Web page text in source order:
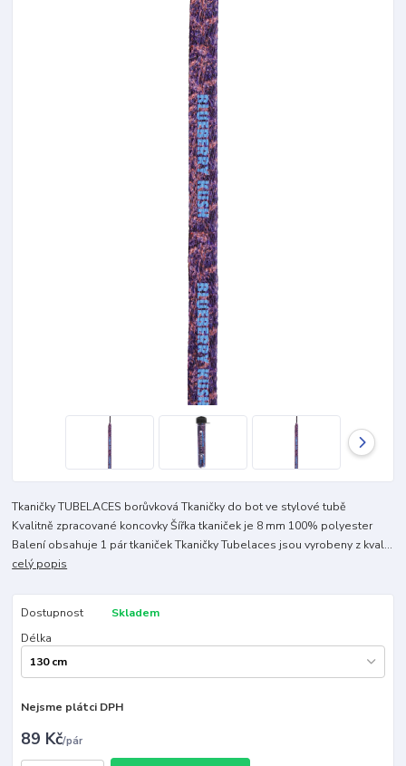
Tkaničky TUBELACES borůvková Tkaničky do bot ve stylové tubě
Kvalitně zpracované koncovky Šířka tkaniček je 8 mm 100% polyester
Balení obsahuje 1 pár tkaniček Tkaničky Tubelaces jsou vyrobeny z kval...
celý popis
Dostupnost
Skladem
Délka
Nejsme plátci DPH
89 Kč/pár